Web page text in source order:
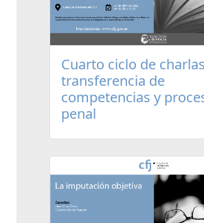
Cuarto ciclo de charlas
transferencia de
competencias y
penal